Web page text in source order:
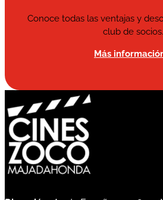
Conoce todas las ventajas y
club de socios.
Más